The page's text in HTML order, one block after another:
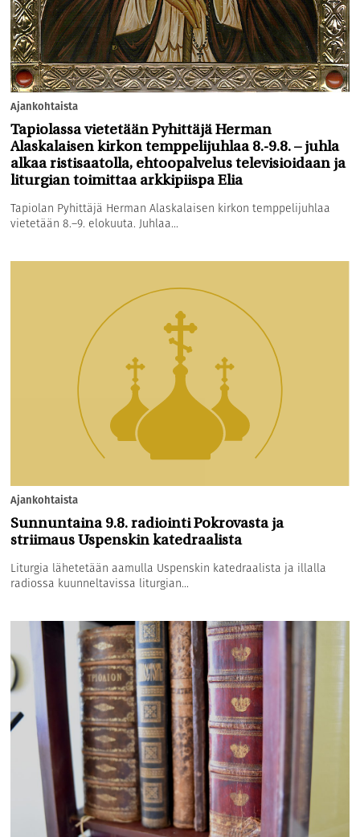
Ajankohtaista
Tapiolassa vietetään Pyhittäjä Herman
Alaskalaisen kirkon temppelijuhlaa 8.-9.8. – juhla
alkaa ristisaatolla, ehtoopalvelus televisioidaan ja
liturgian toimittaa arkkipiispa Elia
Tapiolan Pyhittäjä Herman Alaskalaisen kirkon temppelijuhlaa
vietetään 8.–9. elokuuta. Juhlaa...
Ajankohtaista
Sunnuntaina 9.8. radiointi Pokrovasta ja
striimaus Uspenskin katedraalista
Liturgia lähetetään aamulla Uspenskin katedraalista ja illalla
radiossa kuunneltavissa liturgian...